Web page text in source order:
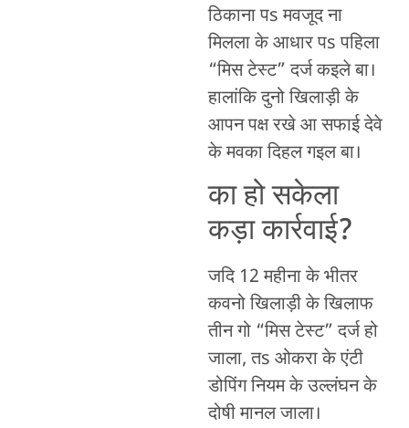
ठिकाना पs मवजूद ना
मिलला के आधार पs पहिला
“मिस टेस्ट” दर्ज कइले बा।
हालांकि दुनो खिलाड़ी के
आपन पक्ष रखे आ सफाई देवे
के मवका दिहल गइल बा।
का हो सकेला
कड़ा कार्रवाई?
जदि 12 महीना के भीतर
कवनो खिलाड़ी के खिलाफ
तीन गो “मिस टेस्ट” दर्ज हो
जाला, तs ओकरा के एंटी
डोपिंग नियम के उल्लंघन के
दोषी मानल जाला।